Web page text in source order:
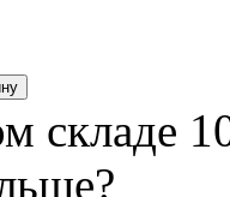
складе